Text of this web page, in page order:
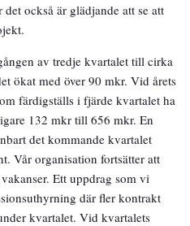
också är glädjande att se att
av tredje kvartalet till cirka
ökat med över 90 mkr. Vid årets
färdigställs i fjärde kvartalet ha
132 mkr till 656 mkr. En
det kommande kvartalet
Vår organisation fortsätter att
Ett uppdrag som vi
där fler kontrakt
kvartalet. Vid kvartalets